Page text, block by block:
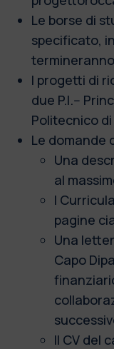
Le borse di
specificato,
I progetti di
due P.I.--
Politecnico
Le domande
Una
al
I
pagine
Una
Capo
Il CV del